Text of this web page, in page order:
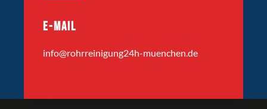
E-MAIL
info@rohrreinigung24h-muenchen.de